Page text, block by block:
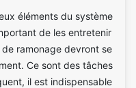
éléments du système
de les entretenir
ramonage devront se
Ce sont des tâches
il est indispensable